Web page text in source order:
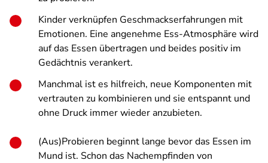
Kinder verknüpfen Geschmackserfahrungen mit
Emotionen. Eine angenehme Ess-Atmosphäre wird
auf das Essen übertragen und beides positiv im
Gedächtnis verankert.
Manchmal ist es hilfreich, neue Komponenten mit
vertrauten zu kombinieren und sie entspannt und
ohne Druck immer wieder anzubieten.
(Aus)Probieren beginnt lange bevor das Essen im
Mund ist. Schon das Nachempfinden von